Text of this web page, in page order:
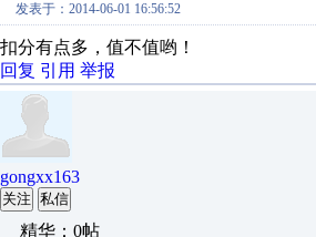
发表于：2014-06-01 16:56:52
扣分有点多，值不值哟！
回复 引用 举报
gongxx163
关注 私信
精华：0帖